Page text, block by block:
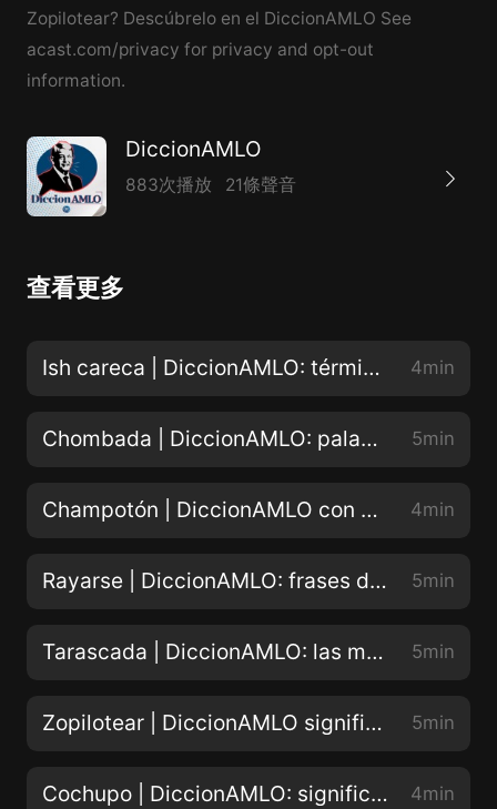
Zopilotear? Descúbrelo en el DiccionAMLO See
acast.com/privacy for privacy and opt-out
information.
DiccionAMLO
883次播放 21條聲音
查看更多
Ish careca | DiccionAMLO: términos coloquiales de Tabasco y su significado 4min
Chombada | DiccionAMLO: palabras y modismos tabasqueños del presidente 5min
Champotón | DiccionAMLO con palabras mayas, significado y uso en el lenguaje presidencial 4min
Rayarse | DiccionAMLO: frases del lenguaje coloquial mexicano 5min
Tarascada | DiccionAMLO: las mejores frases del presidente 5min
Zopilotear | DiccionAMLO significado de las jergas hispanas 5min
Cochupo | DiccionAMLO: significado del vocabulario electoral 4min